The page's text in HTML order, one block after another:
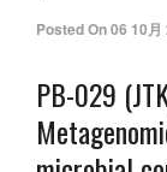
Posted On06 10月
PB-029